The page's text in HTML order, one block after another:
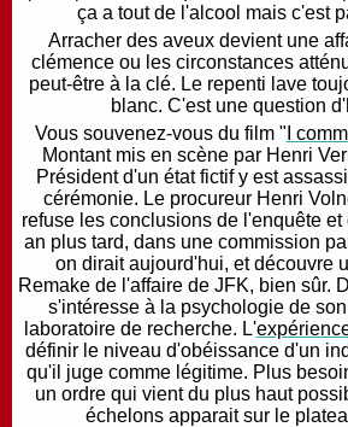
ça a tout de l'alcool mais c'est
Arracher des aveux devient une
clémence ou les circonstances
peut-être à la clé. Le repenti lave
blanc. C'est une question
Vous souvenez-vous du film " I
Montant mis en scène par Henri
Président d'un état fictif y est
cérémonie. Le procureur Henri
refuse les conclusions de l'enquête et
an plus tard, dans une commission
on dirait aujourd'hui, et découvre
Remake de l'affaire de JFK, bien sûr.
s'intéresse à la psychologie de
laboratoire de recherche. L'
définir le niveau d'obéissance d'un
qu'il juge comme légitime. Plus
un ordre qui vient du plus haut
échelons apparait sur le